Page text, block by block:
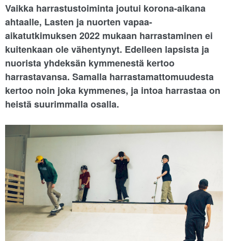
Vaikka harrastustoiminta joutui korona-aikana
ahtaalle, Lasten ja nuorten vapaa-
aikatutkimuksen 2022 mukaan harrastaminen ei
kuitenkaan ole vähentynyt. Edelleen lapsista ja
nuorista yhdeksän kymmenestä kertoo
harrastavansa. Samalla harrastamattomuudesta
kertoo noin joka kymmenes, ja intoa harrastaa on
heistä suurimmalla osalla.